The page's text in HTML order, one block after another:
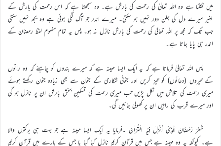
میں نکلتا ہے وہ اللہ تعالیٰ کی رحمت کی بارش ہے۔ وہ سمجھتا ہے کہ اس رحمت کی بارش کے
بغیر میرے دل کی جلن دور نہیں ہو سکتی۔ میرے اندر جو آگ لگی ہوئی ہے وہ بجھ نہیں سکتی
جب تک کہ مجھ پر اللہ تعالیٰ کی رحمت کی بارش نازل نہ ہو۔ پس یہ تمام مفہوم لفظ رمضان کے
اندر ہی پایا جاتا ہے۔
پس اللہ تعالیٰ فرماتا ہے کہ یہ ایک ایسا مہینہ ہے کہ میرے بندوں کو چاہئے کہ وہ راتوں
کے تیروں (دعائوں) کو تیز کریں اور جنونی شکاری کے جنون سے بھی زیادہ جنون رکھتے ہوئے
میری رحمت کی تلاش میں نکل پڑیں تب میری رحمت کی تسکین بخش بارش ان پر نازل ہو گی
اور میرے قرب کی راہیں ان پر کھولی جائیں گی۔
شَھْرُ رَمَضَانَ الَّذِیْ اُنْزِلَ فِیْہِ الْقُرْاٰنُ ۔فرمایا یہ ایک ایسا مہینہ ہے جو بہت ہی برکتوں والا
ہے۔ کیونکہ یہ وہ مہینہ ہے جس میں قرآن کریم نازل کیا گیا یا جس کے بارے میں قرآن کریم